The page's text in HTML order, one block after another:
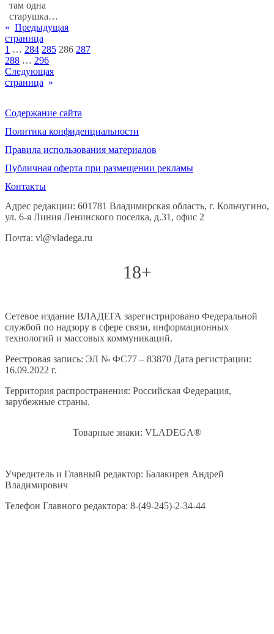
там одна
старушка…
« Предыдущая
страница
1 … 284 285 286 287
288 … 296
Следующая
страница »
Содержание сайта
Политика конфиденциальности
Правила использования материалов
Публичная оферта при размещении рекламы
Контакты
Адрес редакции: 601781 Владимирская область, г. Кольчугино,
ул. 6-я Линия Ленинского поселка, д.31, офис 2
Почта: vl@vladega.ru
18+
Сетевое издание ВЛАДЕГА зарегистрировано Федеральной
службой по надзору в сфере связи, информационных
технологий и массовых коммуникаций.
Реестровая запись: ЭЛ № ФС77 – 83870 Дата регистрации:
16.09.2022 г.
Территория распространения: Российская Федерация,
зарубежные страны.
Товарные знаки: VLADEGA®
Учредитель и Главный редактор: Балакирев Андрей
Владимирович
Телефон Главного редактора: 8-(49-245)-2-34-44